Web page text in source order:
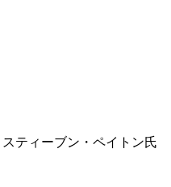
ティーブン・ペイトン氏